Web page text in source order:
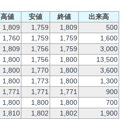
高値 安値 終値
出来高
1,809 1,759 1,809
500
1,760 1,759 1,759
1,600
1,809 1,756 1,759
3,000
1,800 1,756 1,800
13,500
1,800 1,770 1,800
3,600
1,800 1,773 1,800
1,300
1,771 1,771 1,771
900
1,800 1,800 1,800
700
1,810 1,802 1,802
1,900